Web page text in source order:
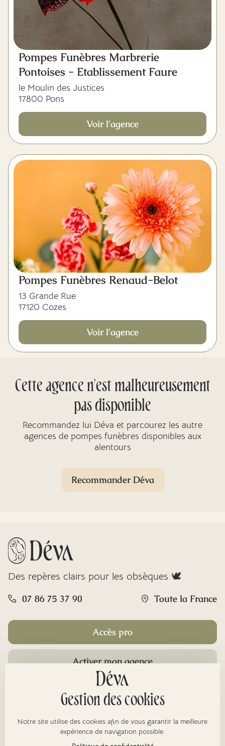
Pompes Funèbres Marbrerie
Pontoises - Etablissement Faure
le Moulin des Justices
17800 Pons
Voir l'agence
Pompes Funèbres Renaud-Belot
13 Grande Rue
17120 Cozes
Voir l'agence
Cette agence n'est malheureusement
pas disponible
Recommandez lui Déva et parcourez les autre
agences de pompes funèbres disponibles aux
alentours
Recommander Déva
Des repères clairs pour les obsèques 🕊️
07 86 75 37 90 Toute la France
Accès pro
Activer mon agence
Gestion des cookies
Notre site utilise des cookies afin de vous garantir la meilleure
expérience de navigation possible.